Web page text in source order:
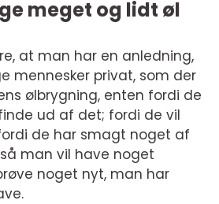
meget og lidt øl
at man har en anledning,
mennesker privat, som der
ølbrygning, enten fordi de
ud af det; fordi de vil
de har smagt noget af
man vil have noget
noget nyt, man har